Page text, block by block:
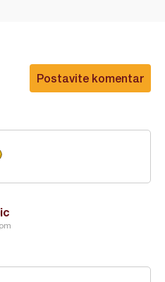
Postavite komentar